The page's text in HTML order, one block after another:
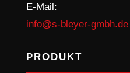
E-Mail:
info@s-bleyer-gmbh.de
PRODUKT